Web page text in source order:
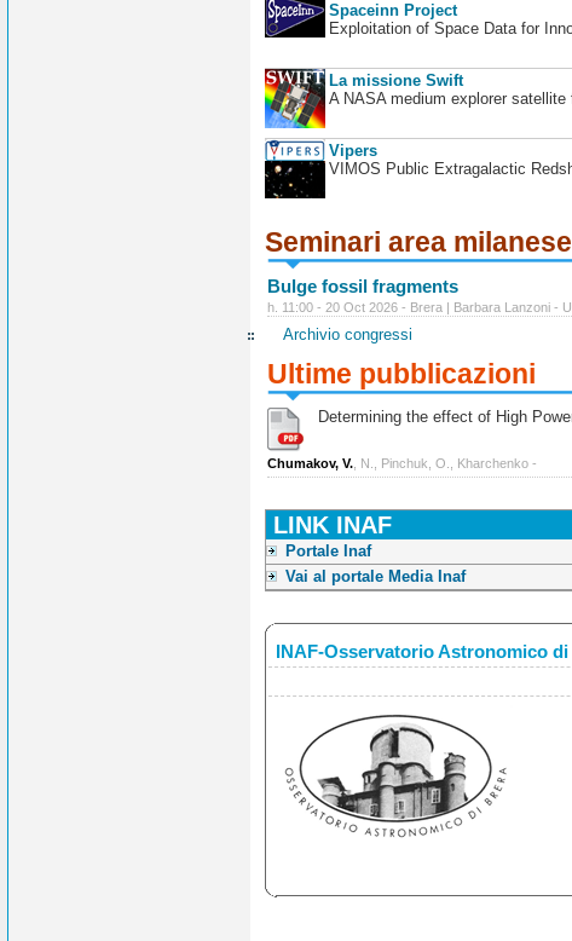
Spaceinn Project
Exploitation of Space Data for
La missione Swift
A NASA medium explorer
Vipers
VIMOS Public Extragalactic
Seminari area milanese
Bulge fossil fragments
h. 11:00 - 20 Oct 2026 - Brera | Barbara Lanzoni -
Archivio congressi
Ultime pubblicazioni
Determining the effect of High
Chumakov, V. , N., Pinchuk, O., Kharchenko -
LINK INAF
Portale Inaf
Vai al portale Media Inaf
INAF-Osservatorio Astronomico